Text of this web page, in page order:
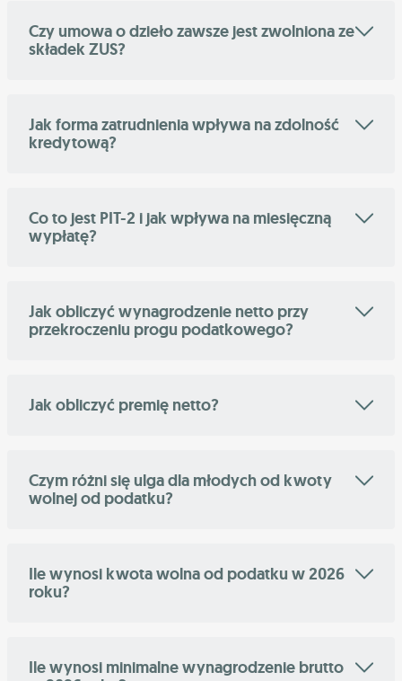
Czy umowa o dzieło zawsze jest zwolniona ze
składek ZUS?
Jak forma zatrudnienia wpływa na zdolność
kredytową?
Co to jest PIT-2 i jak wpływa na miesięczną
wypłatę?
Jak obliczyć wynagrodzenie netto przy
przekroczeniu progu podatkowego?
Jak obliczyć premię netto?
Czym różni się ulga dla młodych od kwoty
wolnej od podatku?
Ile wynosi kwota wolna od podatku w 2026
roku?
Ile wynosi minimalne wynagrodzenie brutto